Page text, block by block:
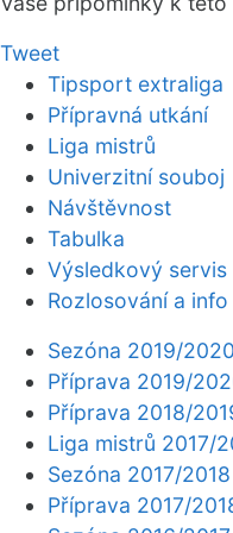
Tweet
Tipsport extraliga
Přípravná utkání
Liga mistrů
Univerzitní souboj
Návštěvnost
Tabulka
Výsledkový servis
Rozlosování a info
Sezóna 2019/2020
Příprava 2019/
Příprava 2018/
Liga mistrů 2017/
Sezóna 2017/2018
Příprava 2017/